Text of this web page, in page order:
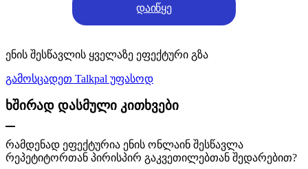
დაიწყე
ენის შესწავლის ყველაზე ეფექტური გზა
გამოსცადეთ Talkpal უფასოდ
ხშირად დასმული კითხვები
რამდენად ეფექტურია ენის ონლაინ შესწავლა
რეპეტიტორთან პირისპირ გაკვეთილებთან შედარებით?